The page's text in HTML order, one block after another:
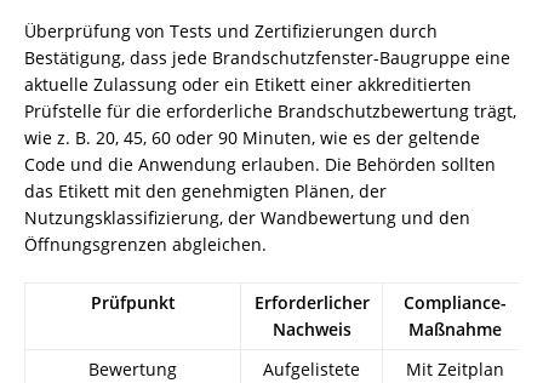
Überprüfung von Tests und Zertifizierungen durch
Bestätigung, dass jede Brandschutzfenster-Baugruppe eine
aktuelle Zulassung oder ein Etikett einer akkreditierten
Prüfstelle für die erforderliche Brandschutzbewertung trägt,
wie z. B. 20, 45, 60 oder 90 Minuten, wie es der geltende
Code und die Anwendung erlauben. Die Behörden sollten
das Etikett mit den genehmigten Plänen, der
Nutzungsklassifizierung, der Wandbewertung und den
Öffnungsgrenzen abgleichen.
Prüfpunkt
Erforderlicher
Nachweis
Compliance-
Maßnahme
Bewertung
Aufgelistete
Mit Zeitplan